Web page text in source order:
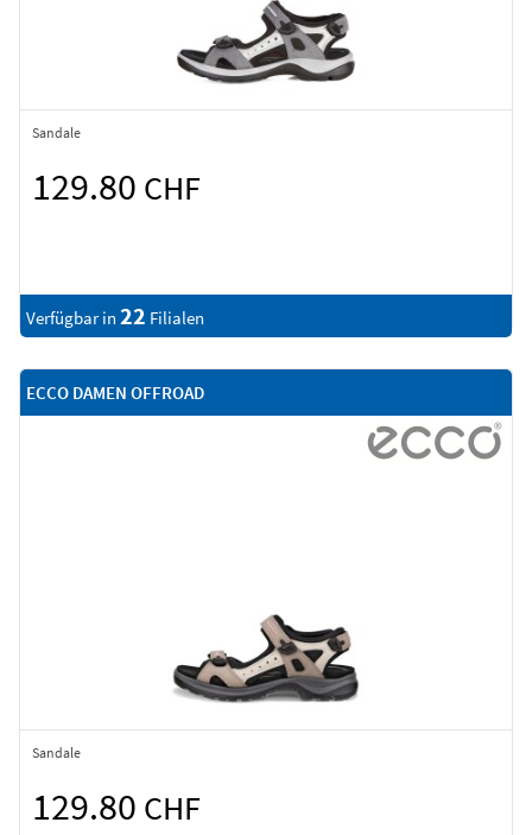
Sandale
129.80 CHF
Verfügbar in 22 Filialen
ECCO DAMEN OFFROAD
Sandale
129.80 CHF